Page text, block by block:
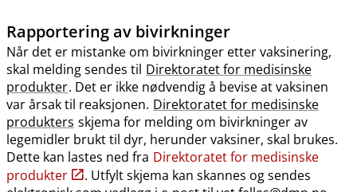
Rapportering av bivirkninger
Når det er mistanke om bivirkninger etter vaksinering,
skal melding sendes til Direktoratet for medisinske
produkter. Det er ikke nødvendig å bevise at vaksinen
var årsak til reaksjonen. Direktoratet for medisinske
produkters skjema for melding om bivirkninger av
legemidler brukt til dyr, herunder vaksiner, skal brukes.
Dette kan lastes ned fra Direktoratet for medisinske
produkter
. Utfylt skjema kan skannes og sendes